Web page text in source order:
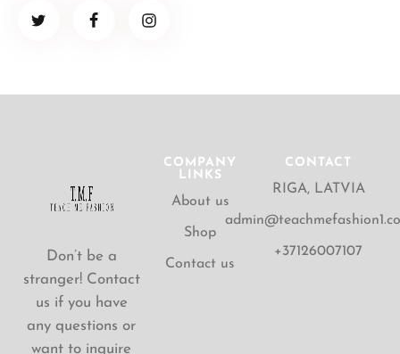
Don’t be a
stranger! Contact
us if you have
any questions or
want to inquire
COMPANY
LINKS
About us
Shop
Contact us
CONTACT
RIGA, LATVIA
+37126007107